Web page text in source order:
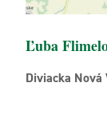
Ľuba
Diviacka